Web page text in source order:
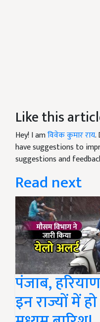
Like this
Hey! I amविवेक कुमार राय.
have suggestions to
suggestions and
Read next
पंजाब,
इन राज्यों में